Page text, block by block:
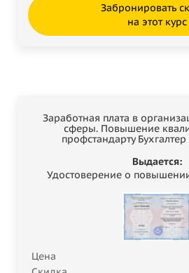
Забронировать
на этот курс
Заработная плата в
сферы. Повышение
профстандарту
Выдается:
Удостоверение о
Цена